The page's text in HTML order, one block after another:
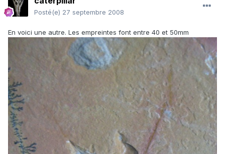
Posté(e) 27 septembre 2008
En voici une autre. Les empreintes font entre 40 et 50mm